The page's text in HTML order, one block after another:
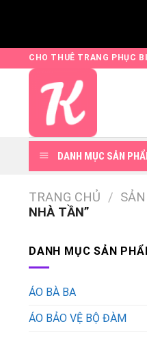
to
CHO THUÊ TRANG PHỤC
DANH MỤC SẢN
TRANG CHỦ /
NHÀ TẦN”
DANH MỤC SẢN
ÁO BÀ BA
ÁO BẢO VỆ BỘ ĐÀM